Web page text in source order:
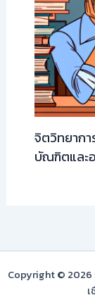
จิตวิทยาก
บัณฑิตและ
Copyright © 2026